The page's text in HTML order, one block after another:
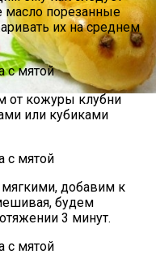
Для Удачи,
В Клетку
«Поросята»
масло порезанные
их на среднем
от кожуры клубни
или кубиками
мягкими, добавим к
будем
3 минут.